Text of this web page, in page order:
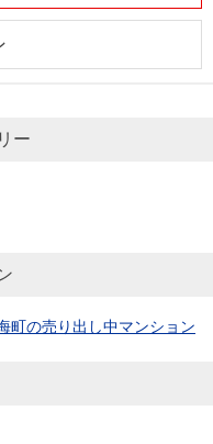
ー
町の売り出し中マンション